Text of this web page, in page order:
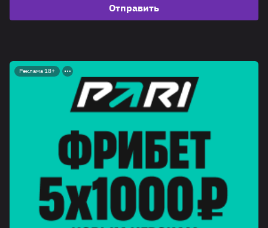
Отправить
Реклама 18+